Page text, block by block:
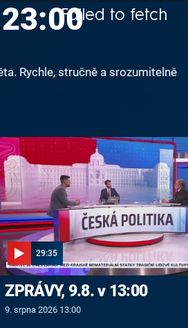
Failed to fetch
Rychle, stručně a srozumitelně
29:35
ZPRÁVY, 9.8. v 13:00
9. srpna 2026 13:00